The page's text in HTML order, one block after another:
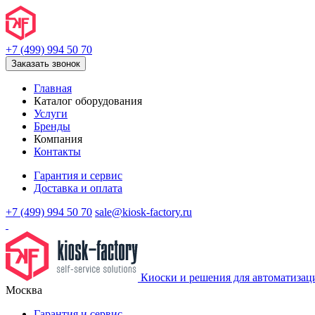
+7 (499) 994 50 70
Заказать звонок
Главная
Каталог оборудования
Услуги
Бренды
Компания
Контакты
Гарантия и сервис
Доставка и оплата
+7 (499) 994 50 70 sale@kiosk-factory.ru
Киоски и решения для
Москва